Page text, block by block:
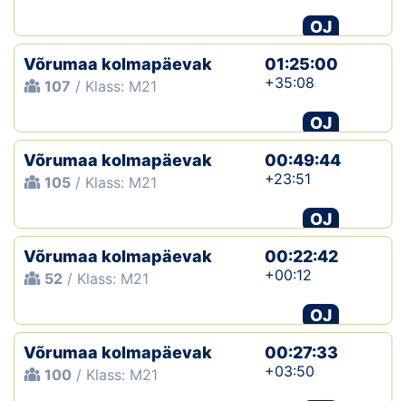
OJ
Võrumaa kolmapäevak
107 / Klass: M21
01:25:00
+35:08
OJ
Võrumaa kolmapäevak
105 / Klass: M21
00:49:44
+23:51
OJ
Võrumaa kolmapäevak
52 / Klass: M21
00:22:42
+00:12
OJ
Võrumaa kolmapäevak
100 / Klass: M21
00:27:33
+03:50